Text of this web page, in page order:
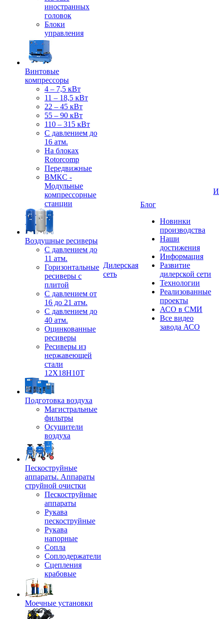
иностранных
головок
Блоки
управления
Винтовые
компрессоры
4 – 7,5 кВт
11 – 18,5 кВт
22 – 45 кВт
55 – 90 кВт
110 – 315 кВт
С давлением до
16 атм.
На блоках
Rotorcomp
Передвижные
ВМКС -
Модульные
компрессорные
станции
Воздушные ресиверы
С давлением до
11 атм.
Горизонтальные
ресиверы с
плитой
С давлением от
16 до 21 атм.
С давлением до
40 атм.
Оцинкованные
ресиверы
Ресиверы из
нержавеющей
стали
12Х18Н10Т
Подготовка воздуха
Магистральные
фильтры
Осушители
воздуха
Пескоструйные
аппараты. Аппараты
струйной очистки
Пескоструйные
аппараты
Рукава
пескоструйные
Рукава
напорные
Сопла
Соплодержатели
Сцепления
крабовые
Моечные установки
Дилерская
сеть
Блог
Новинки
производства
Наши
достижения
Информация
Развитие
дилерской сети
Технологии
Реализованные
проекты
АСО в СМИ
Все видео
завода АСО